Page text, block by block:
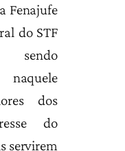
Fenajufe
do STF
dos
do
servirem